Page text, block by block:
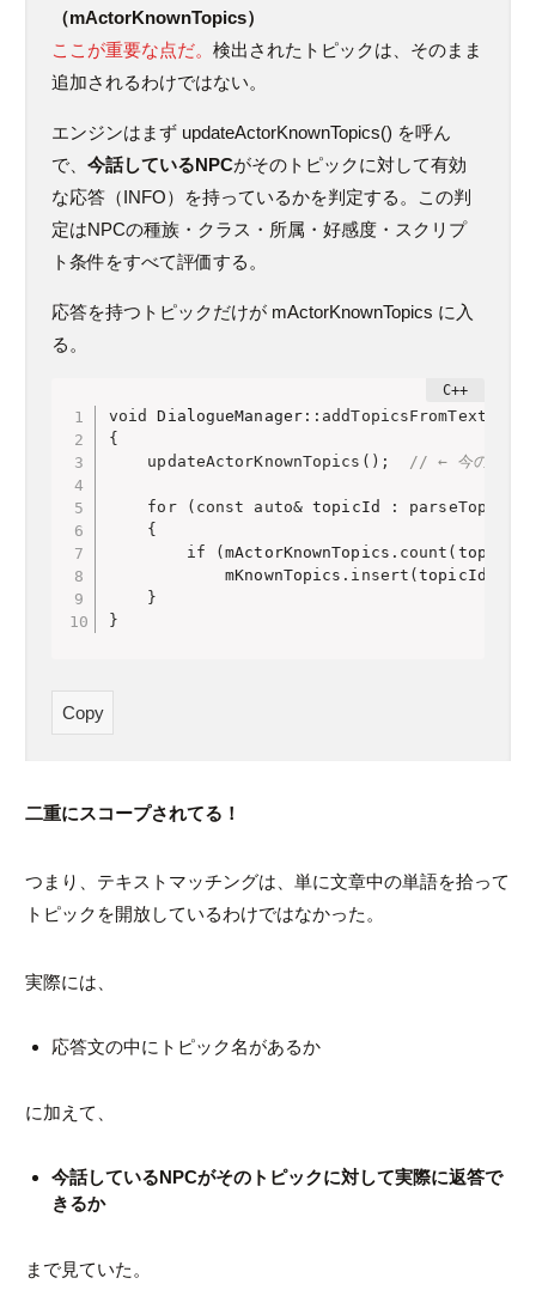
（mActorKnownTopics）
ここが重要な点だ。検出されたトピックは、そのまま
追加されるわけではない。
エンジンはまず updateActorKnownTopics() を呼ん
で、今話しているNPCがそのトピックに対して有効
な応答（INFO）を持っているかを判定する。この判
定はNPCの種族・クラス・所属・好感度・スクリプ
ト条件をすべて評価する。
応答を持つトピックだけが mActorKnownTopics に入
る。
void DialogueManager:: addTopicsFromText
{
updateActorKnownTopics ( ) ; // ← 今のNPCの
for ( const auto& topicId :
{
if
(mActorKnownTopics . count ( topicId
            mKnownTopics
. insert (topicId
}
}
Copy
二重にスコープされてる！
つまり、テキストマッチングは、単に文章中の単語を拾って
トピックを開放しているわけではなかった。
実際には、
応答文の中にトピック名があるか
に加えて、
今話しているNPCがそのトピックに対して実際に返答で
きるか
まで見ていた。